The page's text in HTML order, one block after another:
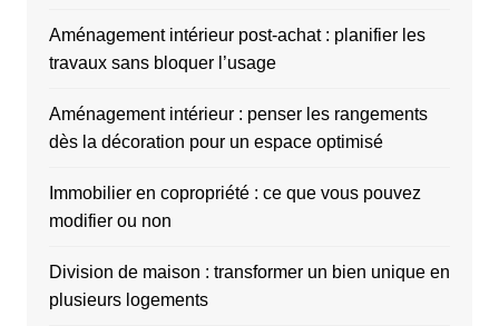
Aménagement intérieur post-achat : planifier les
travaux sans bloquer l’usage
Aménagement intérieur : penser les rangements
dès la décoration pour un espace optimisé
Immobilier en copropriété : ce que vous pouvez
modifier ou non
Division de maison : transformer un bien unique en
plusieurs logements